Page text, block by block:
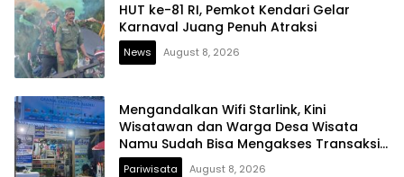
HUT ke-81 RI, Pemkot Kendari Gelar
Karnaval Juang Penuh Atraksi
News August 8, 2026
Mengandalkan Wifi Starlink, Kini
Wisatawan dan Warga Desa Wisata
Namu Sudah Bisa Mengakses Transaksi
Digital
Pariwisata August 8, 2026